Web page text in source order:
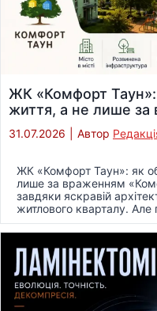
ЖК «Комфорт Таун»:
життя, а не лише за
31.07.2026 Автор
ЖК «Комфорт Таун»: як
лише за враженням
завдяки яскравій
житлового кварталу. Але